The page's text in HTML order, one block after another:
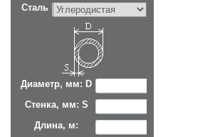
Сталь
Диаметр, мм: D
Стенка, мм: S
Длина, м: